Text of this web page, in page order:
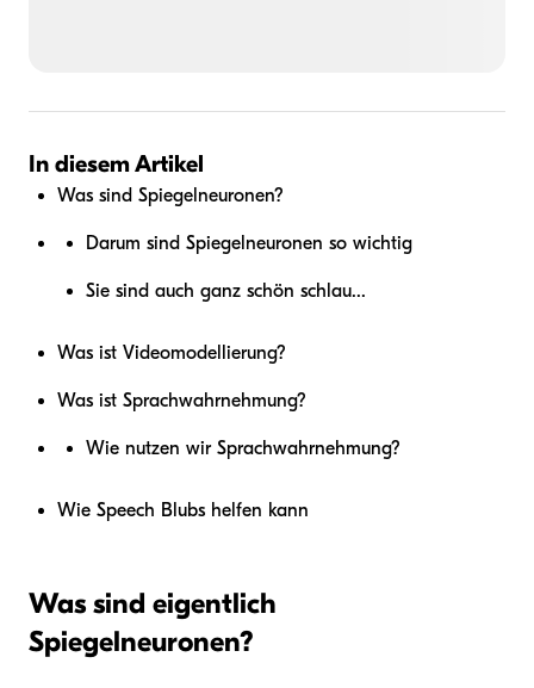
In diesem Artikel
Was sind Spiegelneuronen?
Darum sind Spiegelneuronen so wichtig
Sie sind auch ganz schön schlau...
Was ist Videomodellierung?
Was ist Sprachwahrnehmung?
Wie nutzen wir Sprachwahrnehmung?
Wie Speech Blubs helfen kann
Was sind eigentlich
Spiegelneuronen?